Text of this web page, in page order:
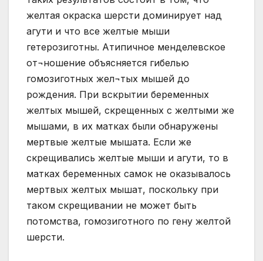
желтая окраска шерсти доминирует над
агути и что все желтые мыши
гетерозиготны. Атипичное менделевское
от¬ношение объясняется гибелью
гомозиготных жел¬тых мышей до
рождения. При вскрытии беременных
желтых мышей, скрещенных с желтыми же
мышами, в их матках были обнаружены
мертвые желтые мышата. Если же
скрещивались желтые мыши и агути, то в
матках беременных самок не оказывалось
мертвых желтых мышат, поскольку при
таком скрещивании не может быть
потомства, гомозиготного по гену желтой
шерсти.